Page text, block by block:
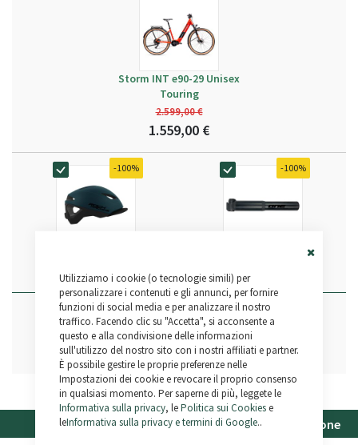
Bar
Utilizziamo i cookie (o tecnologie simili) per
personalizzare i contenuti e gli annunci, per fornire
funzioni di social media e per analizzare il nostro
traffico. Facendo clic su "Accetta", si acconsente a
questo e alla condivisione delle informazioni
sull'utilizzo del nostro sito con i nostri affiliati e partner.
È possibile gestire le proprie preferenze nelle
Impostazioni dei cookie e revocare il proprio consenso
in qualsiasi momento. Per saperne di più, leggete le
Informativa sulla privacy, lePolitica sui Cookiese
leInformativa sulla privacy e termini di Google..
Storm INT e90-29 Unisex
Touring
2.599,00 €
1.559,00 €
-100%
36,20 € 0,00 €
-100%
27,25 €
1.622,45 €
1.559,00 € Aggiungi al Carrello
Garanzia Spedizione e restituzione